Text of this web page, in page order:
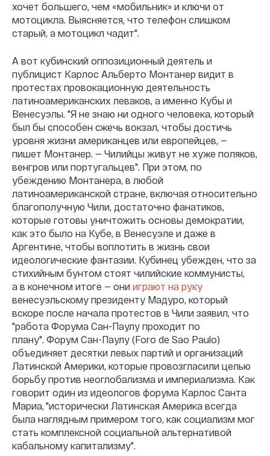
хочет большего, чем «мобильник» и ключи от
мотоцикла. Выясняется, что телефон слишком
старый, а мотоцикл чадит".
А вот кубинский оппозиционный деятель и
публицист Карлос Альберто Монтанер видит в
протестах провокационную деятельность
латиноамериканских леваков, а именно Кубы и
Венесуэлы. "Я не знаю ни одного человека, который
был бы способен сжечь вокзал, чтобы достичь
уровня жизни американцев или европейцев, —
пишет Монтанер. — Чилийцы живут не хуже поляков,
венгров или португальцев". При этом, по
убеждению Монтанера, в любой
латиноамериканской стране, включая относительно
благополучную Чили, достаточно фанатиков,
которые готовы уничтожить основы демократии,
как это было на Кубе, в Венесуэле и даже в
Аргентине, чтобы воплотить в жизнь свои
идеологические фантазии. Кубинец убежден, что за
стихийным бунтом стоят чилийские коммунисты,
а в конечном итоге — они играют на руку
венесуэльскому президенту Мадуро, который
вскоре после начала протестов в Чили заявил, что
"работа Форума Сан-Паулу проходит по
плану". Форум Сан-Паулу (Foro de Sao Paulo)
объединяет десятки левых партий и организаций
Латинской Америки, которые провозгласили целью
борьбу против неоглобализма и империализма. Как
говорит один из идеологов форума Карлос Санта
Мариа, "исторически Латинская Америка всегда
была наглядным примером того, как социализм мог
стать комплексной социальной альтернативой
кабальному капитализму".